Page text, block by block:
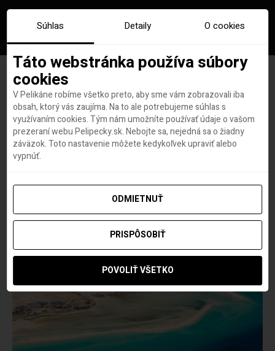
Značka:lacne letenky
fuerteventura
Súhlas Detaily O cookies
Táto webstránka používa súbory
cookies
V Pelikáne robíme všetko preto, aby sme vám zobrazovali iba
obsah, ktorý vás zaujíma. Na to ale potrebujeme súhlas s
využívaním cookies. Tým nám umožníte používať údaje o vašom
prezeraní webu Pelipecky.sk. Nebojte sa, nejedná sa o žiadny
záväzok. Toto nastavenie môžete kedykoľvek upraviť alebo
vypnúť.
ODMIETNUŤ
PRISPÔSOBIŤ
POVOLIŤ VŠETKO